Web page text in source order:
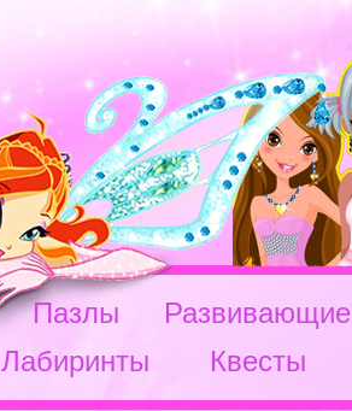
Пазлы Развивающие
Лабиринты Квесты